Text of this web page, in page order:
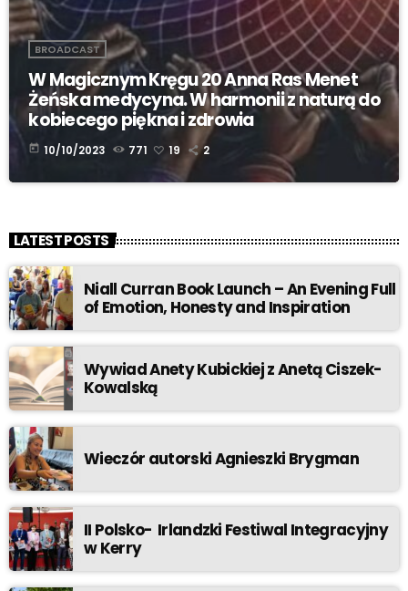
BROADCAST
W Magicznym Kręgu 20 Anna Ras Menet
Żeńska medycyna. W harmonii z naturą do
kobiecego piękna i zdrowia
today 10/10/2023 771 19 2
LATEST POSTS
Niall Curran Book Launch – An Evening Full
of Emotion, Honesty and Inspiration
Wywiad Anety Kubickiej z Anetą Ciszek-
Kowalską
Wieczór autorski Agnieszki Brygman
II Polsko- Irlandzki Festiwal Integracyjny
w Kerry